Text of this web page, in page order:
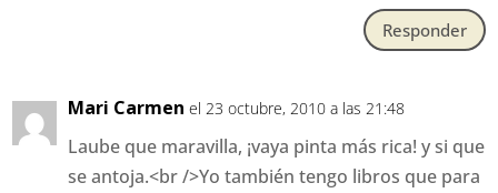
Responder
Mari Carmen el 23 octubre, 2010 a las 21:48
Laube que maravilla, ¡vaya pinta más rica! y si que
se antoja.<br />Yo también tengo libros que para